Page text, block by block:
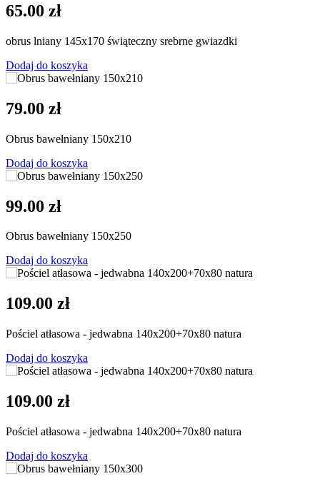
65.00 zł
obrus lniany 145x170 świąteczny srebrne gwiazdki
Dodaj do koszyka
79.00 zł
Obrus bawełniany 150x210
Dodaj do koszyka
99.00 zł
Obrus bawełniany 150x250
Dodaj do koszyka
109.00 zł
Pościel atłasowa - jedwabna 140x200+70x80 natura
Dodaj do koszyka
109.00 zł
Pościel atłasowa - jedwabna 140x200+70x80 natura
Dodaj do koszyka